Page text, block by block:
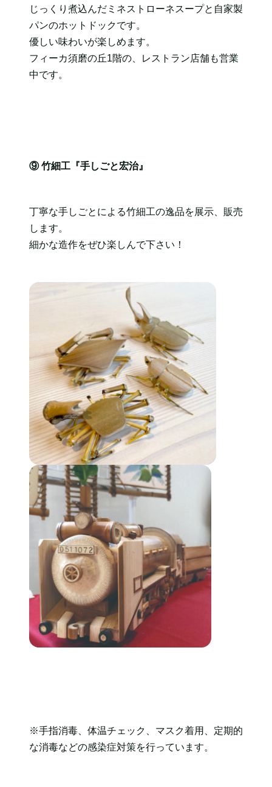
じっくり煮込んだミネストローネスープと自家製
パンのホットドックです。
優しい味わいが楽しめます。
フィーカ須磨の丘1階の、レストラン店舗も営業
中です。
⑨ 竹細工『手しごと宏治』
丁寧な手しごとによる竹細工の逸品を展示、販売
します。
細かな造作をぜひ楽しんで下さい！
※手指消毒、体温チェック、マスク着用、定期的
な消毒などの感染症対策を行っています。